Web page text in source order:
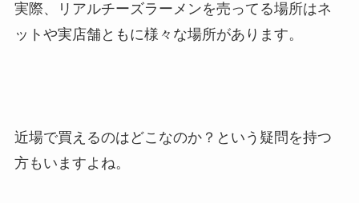
実際、リアルチーズラーメンを売ってる場所はネ
ットや実店舗ともに様々な場所があります。
近場で買えるのはどこなのか？という疑問を持つ
方もいますよね。